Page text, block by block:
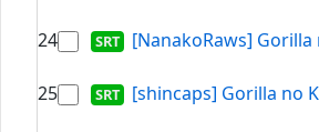
24
[NanakoRaws] Gorilla
25
[shincaps] Gorilla no